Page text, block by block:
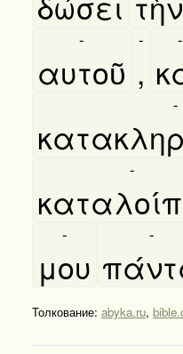
αυτοῦ
-
,
- -
-
-
μου
- -
Толкование: abyka.ru,